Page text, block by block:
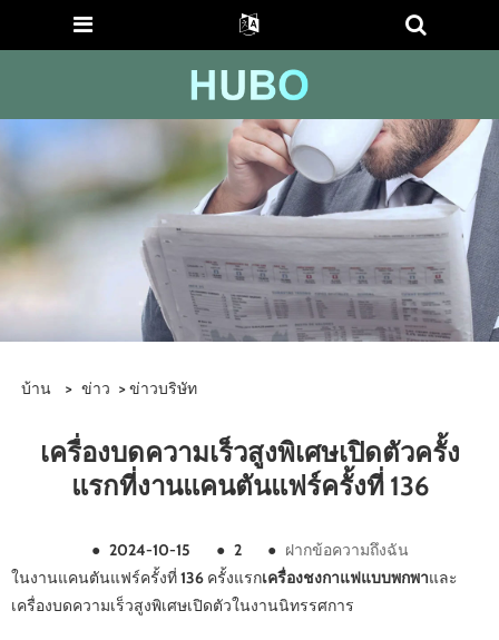
บ้าน > ข่าว >ข่าวบริษัท
เครื่องบดความเร็วสูงพิเศษเปิดตัวครั้ง
แรกที่งานแคนตันแฟร์ครั้งที่ 136
● 2024-10-15 ● 2 ● ฝากข้อความถึงฉัน
ในงานแคนตันแฟร์ครั้งที่ 136 ครั้งแรกเครื่องชงกาแฟแบบพกพาและ
เครื่องบดความเร็วสูงพิเศษเปิดตัวในงานนิทรรศการ